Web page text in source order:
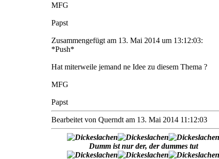
MFG
Papst
Zusammengefügt am 13. Mai 2014 um 13:12:03:
*Push*
Hat miterweile jemand ne Idee zu diesem Thema ?
MFG
Papst
Bearbeitet von Querndt am 13. Mai 2014 11:12:03
Dumm ist nur der, der dummes tut